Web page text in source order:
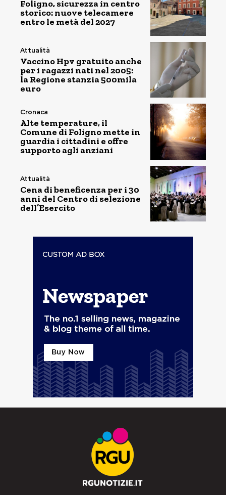
Foligno, sicurezza in centro
storico: nuove telecamere
entro le metà del 2027
Attualità
Vaccino Hpv gratuito anche
per i ragazzi nati nel 2005:
la Regione stanzia 500mila
euro
Cronaca
Alte temperature, il
Comune di Foligno mette in
guardia i cittadini e offre
supporto agli anziani
Attualità
Cena di beneficenza per i 30
anni del Centro di selezione
dell’Esercito